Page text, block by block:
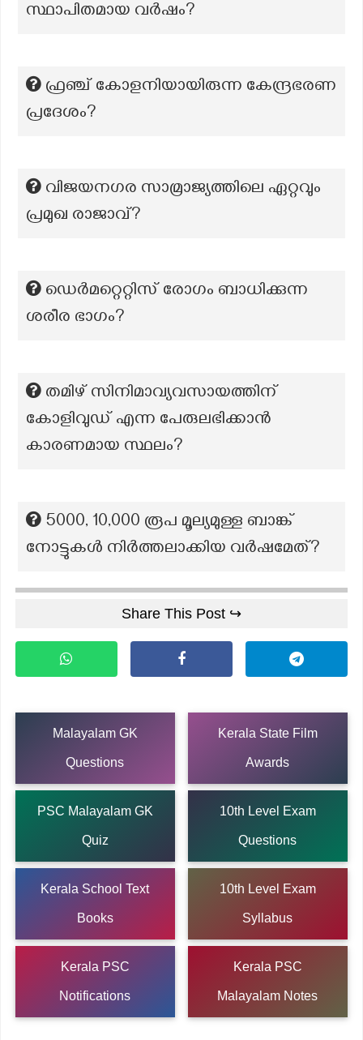
സ്ഥാപിതമായ വർഷം?
ഫ്രഞ്ച് കോളനിയായിരുന്ന കേന്ദ്രഭരണ
പ്രദേശം?
വിജയനഗര സാമ്രാജ്യത്തിലെ ഏറ്റവും
പ്രമുഖ രാജാവ്?
ഡെർമറ്റെറ്റിസ് രോഗം ബാധിക്കുന്ന
ശരീര ഭാഗം?
തമിഴ് സിനിമാവ്യവസായത്തിന്
കോളിവുഡ് എന്ന പേരുലഭിക്കാൻ
കാരണമായ സ്ഥലം?
5000, 10,000 രൂപ മൂല്യമുള്ള ബാങ്ക്
നോട്ടുകൾ നിർത്തലാക്കിയ വർഷമേത്?
Share This Post ↪
Malayalam GK
Questions
Kerala State Film
Awards
PSC Malayalam GK
Quiz
10th Level Exam
Questions
Kerala School Text
Books
10th Level Exam
Syllabus
Kerala PSC
Notifications
Kerala PSC
Malayalam Notes